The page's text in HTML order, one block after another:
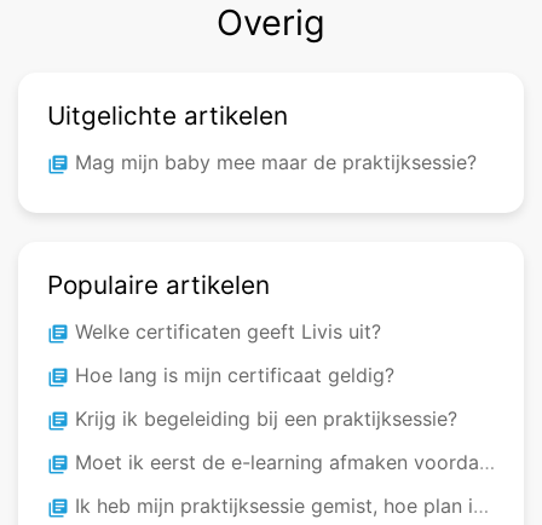
Overig
Uitgelichte artikelen
library_books Mag mijn baby mee maar de praktijksessie?
Populaire artikelen
library_books Welke certificaten geeft Livis uit?
library_books Hoe lang is mijn certificaat geldig?
library_books Krijg ik begeleiding bij een praktijksessie?
library_books Moet ik eerst de e-learning afmaken voordat ik aan een praktijksessie kan deelnemen?
library_books Ik heb mijn praktijksessie gemist, hoe plan ik een nieuwe sessie in?